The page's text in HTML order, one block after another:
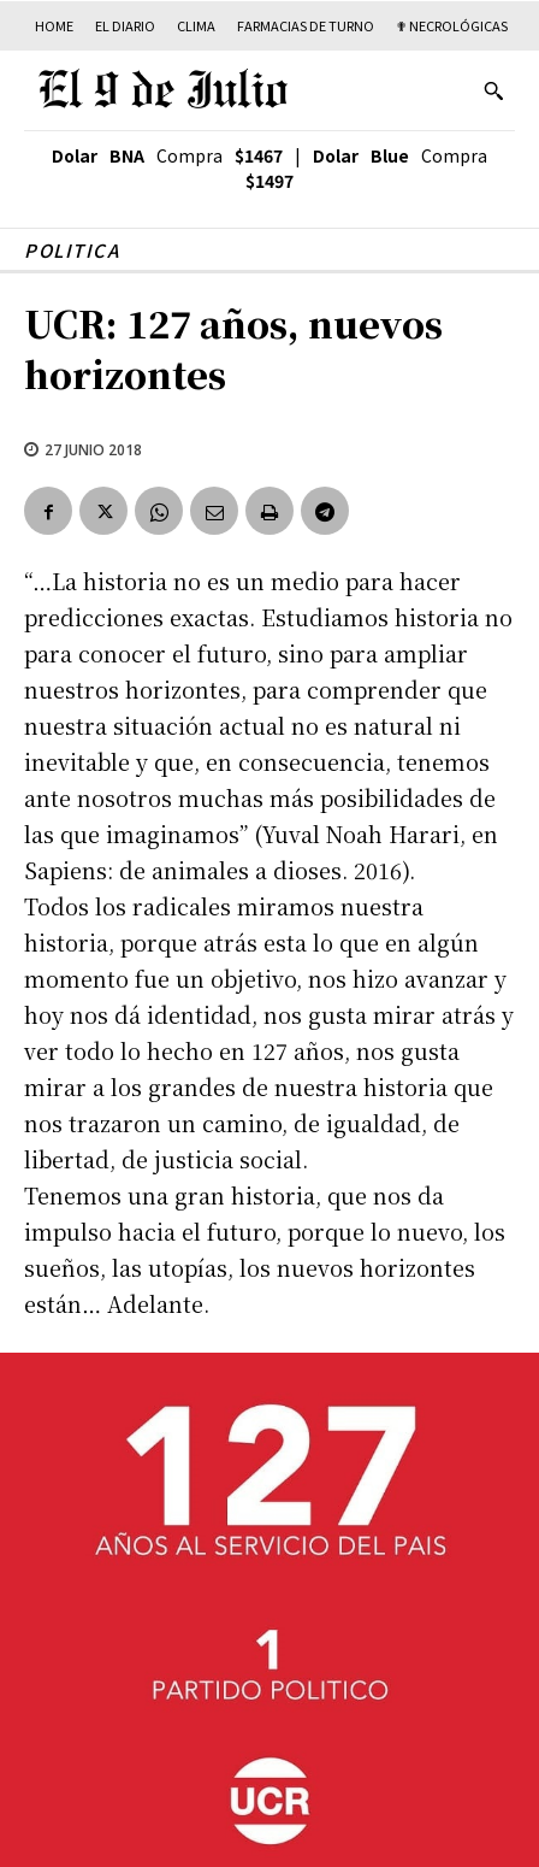
HOME EL DIARIO CLIMA FARMACIAS DE TURNO ✟ NECROLÓGICAS
Dolar BNA Compra $1467 | Dolar Blue Compra
$1497
POLITICA
UCR: 127 años, nuevos
horizontes
27 JUNIO 2018
“…La historia no es un medio para hacer
predicciones exactas. Estudiamos historia no
para conocer el futuro, sino para ampliar
nuestros horizontes, para comprender que
nuestra situación actual no es natural ni
inevitable y que, en consecuencia, tenemos
ante nosotros muchas más posibilidades de
las que imaginamos” (Yuval Noah Harari, en
Sapiens: de animales a dioses. 2016).
Todos los radicales miramos nuestra
historia, porque atrás esta lo que en algún
momento fue un objetivo, nos hizo avanzar y
hoy nos dá identidad, nos gusta mirar atrás y
ver todo lo hecho en 127 años, nos gusta
mirar a los grandes de nuestra historia que
nos trazaron un camino, de igualdad, de
libertad, de justicia social.
Tenemos una gran historia, que nos da
impulso hacia el futuro, porque lo nuevo, los
sueños, las utopías, los nuevos horizontes
están… Adelante.